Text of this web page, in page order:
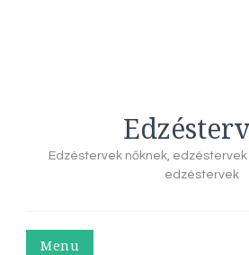
Edzéstervek nőknek,
edzéstervek
Menu